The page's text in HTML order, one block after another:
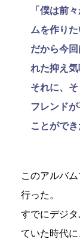
「僕は前
ムを作りた
だから今
れた抑え気
それに、
フレンド
ことができ
このアルバ
行った。
すでにデジ
ていた時代